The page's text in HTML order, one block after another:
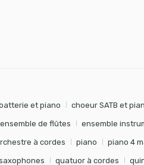
et piano choeur SATB et
ensemble de flûtes ensemble
à cordes piano piano 4
quatuor à cordes